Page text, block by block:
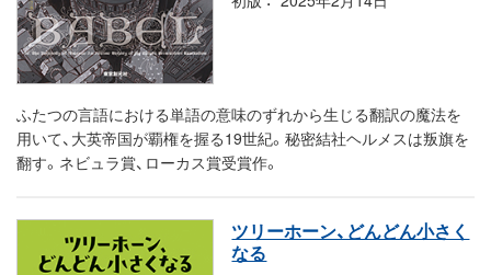
ふたつの言語における単語の意味のずれから生じる翻訳の魔法を
用いて、大英帝国が覇権を握る19世紀。秘密結社ヘルメスは叛旗を
翻す。ネビュラ賞、ローカス賞受賞作。
ツリーホーン、どんどん小さく
なる